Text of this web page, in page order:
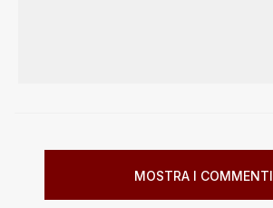
MOSTRA I COMMENTI